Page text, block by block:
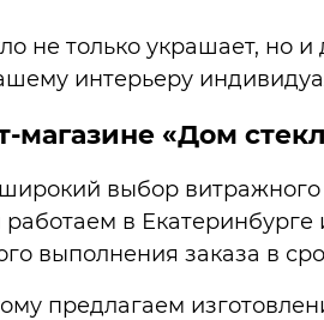
не только украшает, но
интерьеру
«Дом
выбор
в Екатеринбурге
выполнения заказа в
предлагаем